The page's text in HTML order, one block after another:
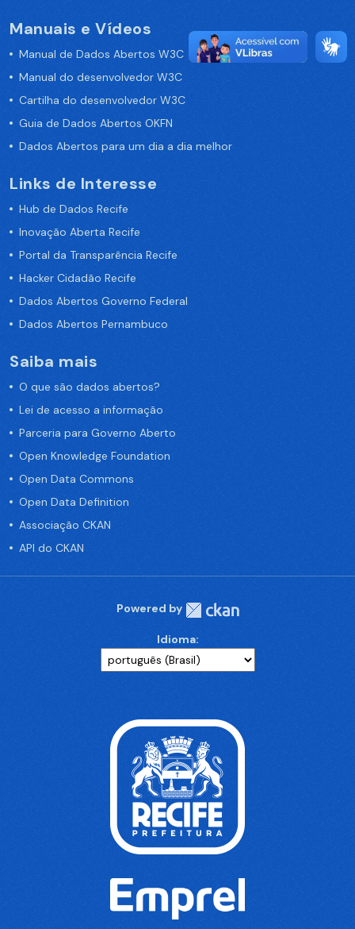
Manuais e Vídeos
Manual de Dados Abertos W3C
Manual do desenvolvedor W3C
Cartilha do desenvolvedor W3C
Guia de Dados Abertos OKFN
Dados Abertos para um dia a dia melhor
Links de Interesse
Hub de Dados Recife
Inovação Aberta Recife
Portal da Transparência Recife
Hacker Cidadão Recife
Dados Abertos Governo Federal
Dados Abertos Pernambuco
Saiba mais
O que são dados abertos?
Lei de acesso a informação
Parceria para Governo Aberto
Open Knowledge Foundation
Open Data Commons
Open Data Definition
Associação CKAN
API do CKAN
Powered by
Idioma